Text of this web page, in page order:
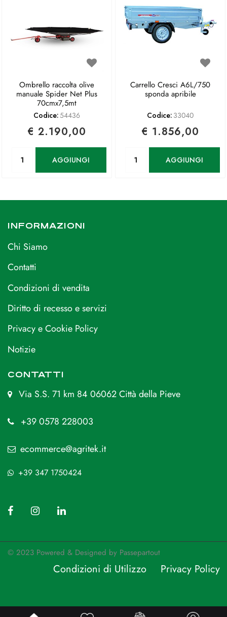
Ombrello raccolta olive
manuale Spider Net Plus
70cmx7,5mt
Codice:54436
€ 2.190,00
AGGIUNGI
Carrello Cresci A6L/750
sponda apribile
Codice: 33040
€ 1.856,00
AGGIUNGI
INFORMAZIONI
Chi Siamo
Contatti
Condizioni di vendita
Diritto di recesso e servizi
Privacy e Cookie Policy
Notizie
CONTATTI
Via S.S. 71 km 84 06062 Città della Pieve
+39 0578 228003
ecommerce@agritek.it
+39 347 1750424
© 2023 Powered & Designed by Passepartout
Condizioni di Utilizzo Privacy Policy